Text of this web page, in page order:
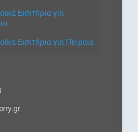
Εισιτήρια για
Εισιτήρια για Πειραιά